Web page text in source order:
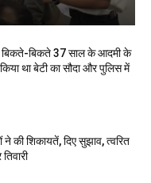
बिकते-बिकते 37 साल के आदमी के
था बेटी का सौदा और पुलिस में
ने की शिकायतें, दिए सुझाव, त्वरित